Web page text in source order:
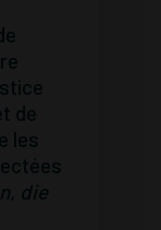
de
les
die